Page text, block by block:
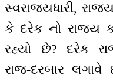
સ્વરાજ્યધારી,
કે દરેક નો રાજ્ય
રહ્યો છે? દરેક
રાજ-દરબાર